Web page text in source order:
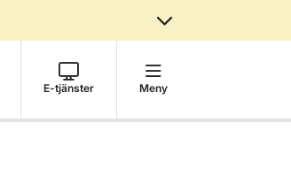
E-tjänster Meny